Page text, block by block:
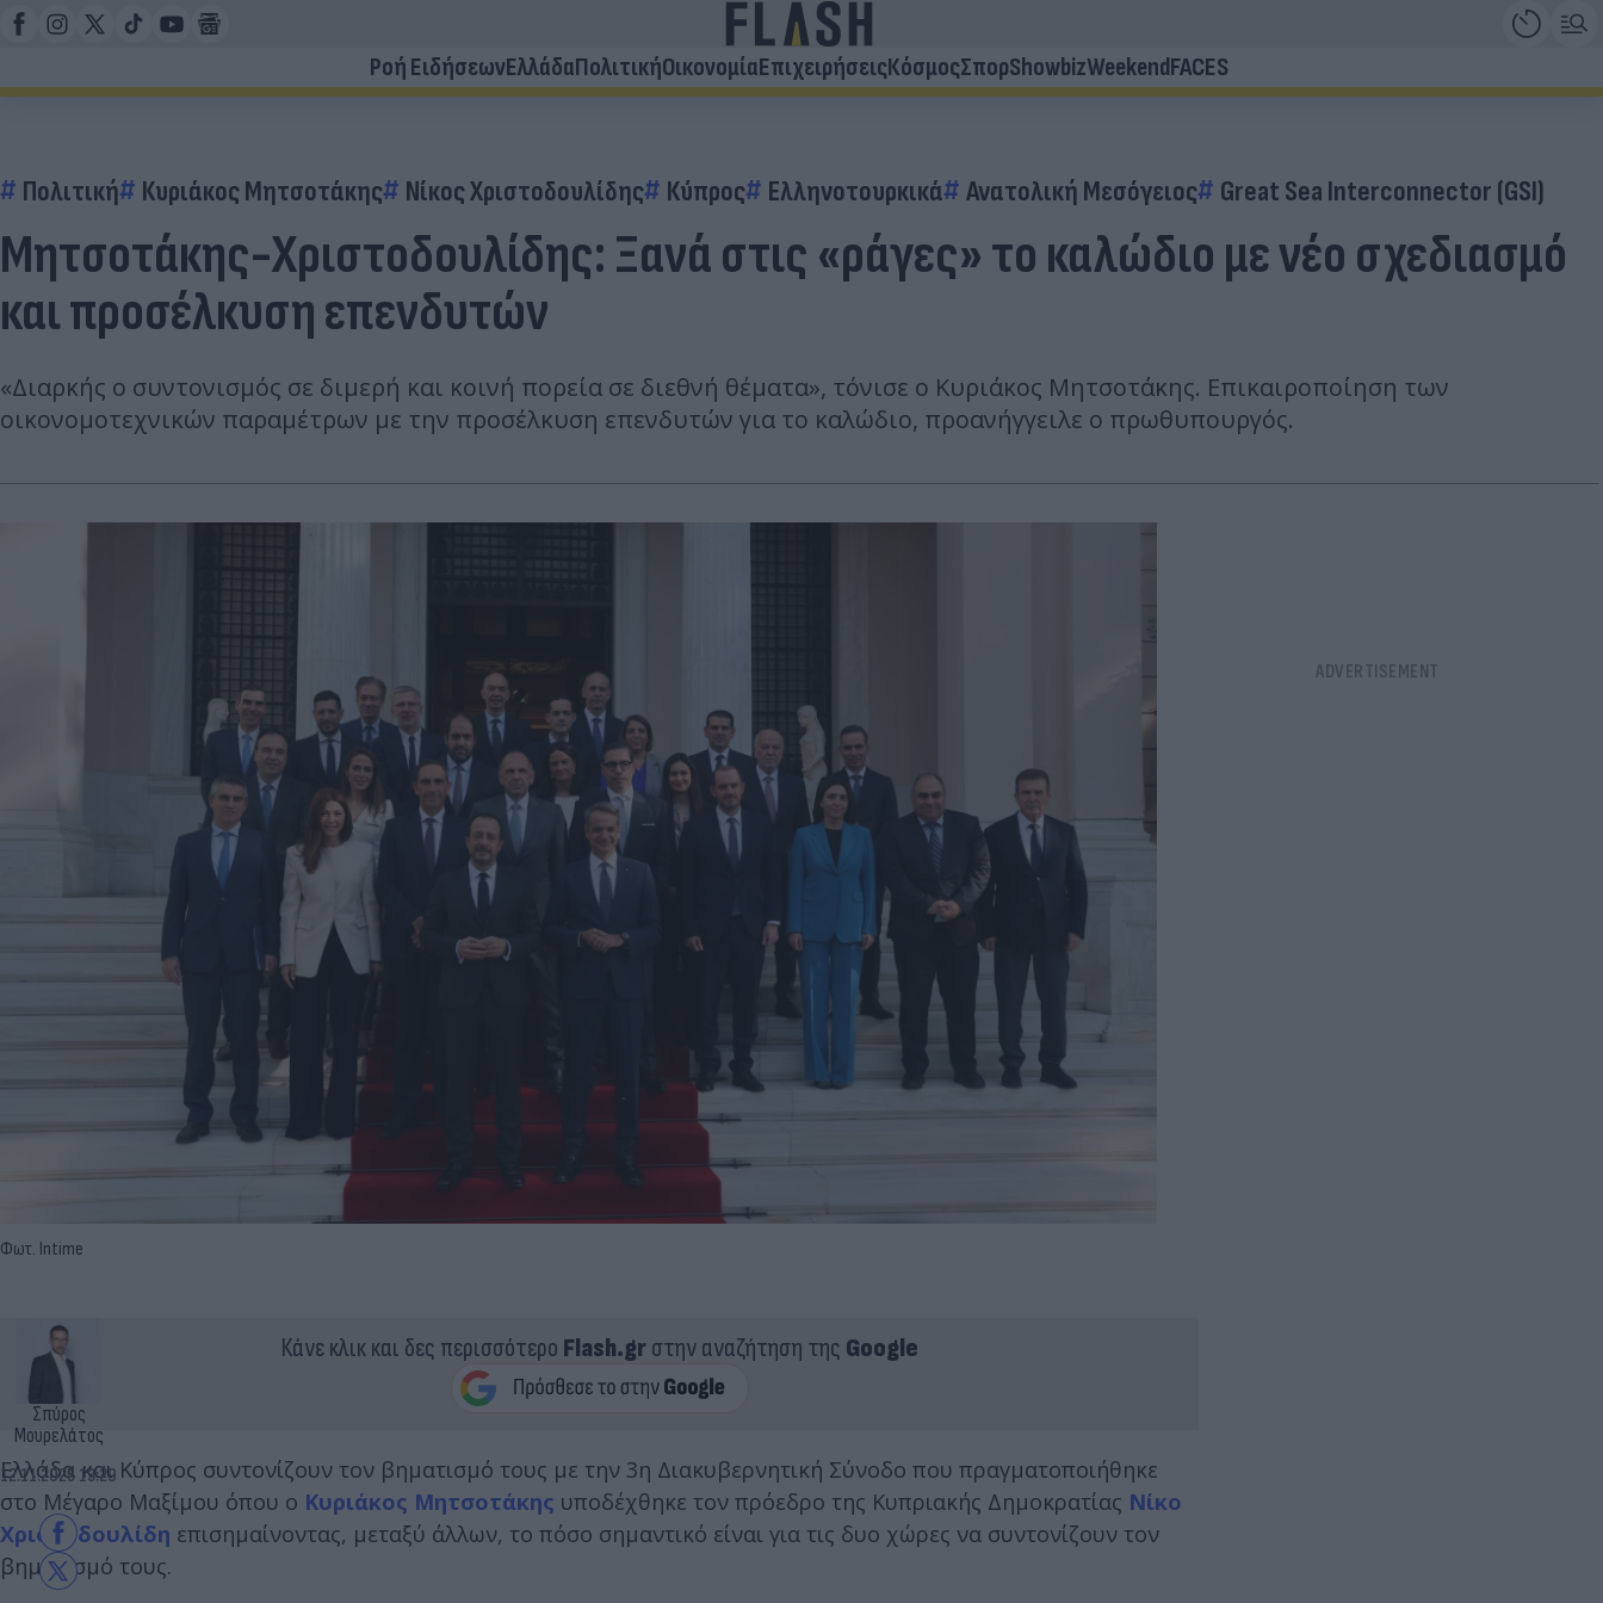
Ροή ΕιδήσεωνΕλλάδαΠολιτικήΟικονομίαΕπιχειρήσειςΚόσμοςΣπορShowbizWeekendFACES
Πολιτική Κυριάκος Μητσοτάκης Νίκος Χριστοδουλίδης Κύπρος Ελληνοτουρκικά Ανατολική Μεσόγειος Great Sea Interconnector (GSI)
Μητσοτάκης-Χριστοδουλίδης: Ξανά στις «ράγες» το καλώδιο με νέο σχεδιασμό
και προσέλκυση επενδυτών
«Διαρκής ο συντονισμός σε διμερή και κοινή πορεία σε διεθνή θέματα», τόνισε ο Κυριάκος Μητσοτάκης. Επικαιροποίηση των
οικονομοτεχνικών παραμέτρων με την προσέλκυση επενδυτών για το καλώδιο, προανήγγειλε ο πρωθυπουργός.
Φωτ. Intime
Σπύρος
Μουρελάτος
12.11.2025 13:29
Κάνε κλικ και δες περισσότερο Flash.grστην αναζήτηση της Google
Ελλάδα και Κύπρος συντονίζουν τον βηματισμό τους με την 3η Διακυβερνητική Σύνοδο που πραγματοποιήθηκε
στο Μέγαρο Μαξίμου όπου ο Κυριάκος Μητσοτάκης υποδέχθηκε τον πρόεδρο της Κυπριακής Δημοκρατίας Νίκο
Χριστοδουλίδη επισημαίνοντας, μεταξύ άλλων, το πόσο σημαντικό είναι για τις δυο χώρες να συντονίζουν τον
βηματισμό τους.